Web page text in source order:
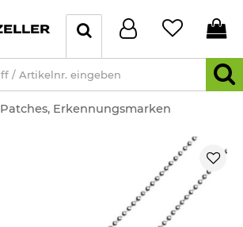
Patches, Erkennungsmarken